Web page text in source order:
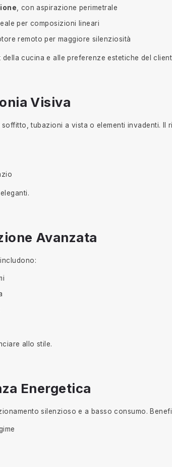
, con aspirazione perimetrale
per composizioni lineari
remoto per maggiore silenziosità
cucina e alle preferenze estetiche del
Visiva
tubazioni a vista o elementi invadenti. Il
Avanzata
allo stile.
Energetica
silenzioso e a basso consumo.